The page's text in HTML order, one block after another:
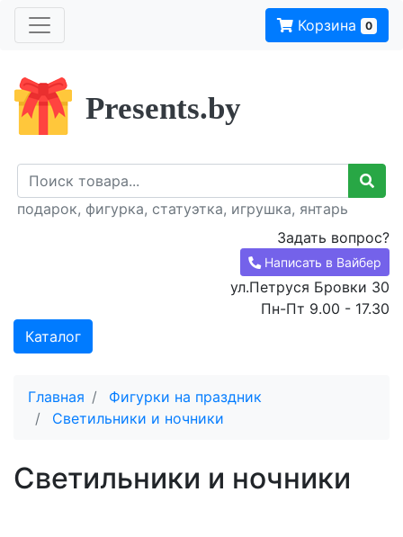
Корзина 0
Presents.by
подарок, фигурка, статуэтка, игрушка, янтарь
Задать вопрос?
Написать в Вайбер
ул.Петруся Бровки 30
Пн-Пт 9.00 - 17.30
Каталог
Главная
Фигурки на праздник
Светильники и ночники
Светильники и ночники